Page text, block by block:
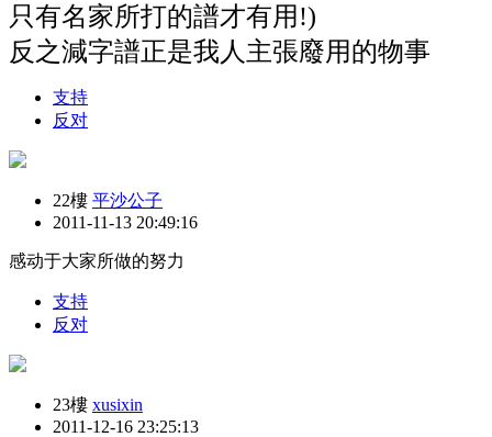
只有名家所打的譜才有用!)
反之減字譜正是我人主張廢用的物事
支持
反对
22樓 平沙公子
2011-11-13 20:49:16
感动于大家所做的努力
支持
反对
23樓 xusixin
2011-12-16 23:25:13